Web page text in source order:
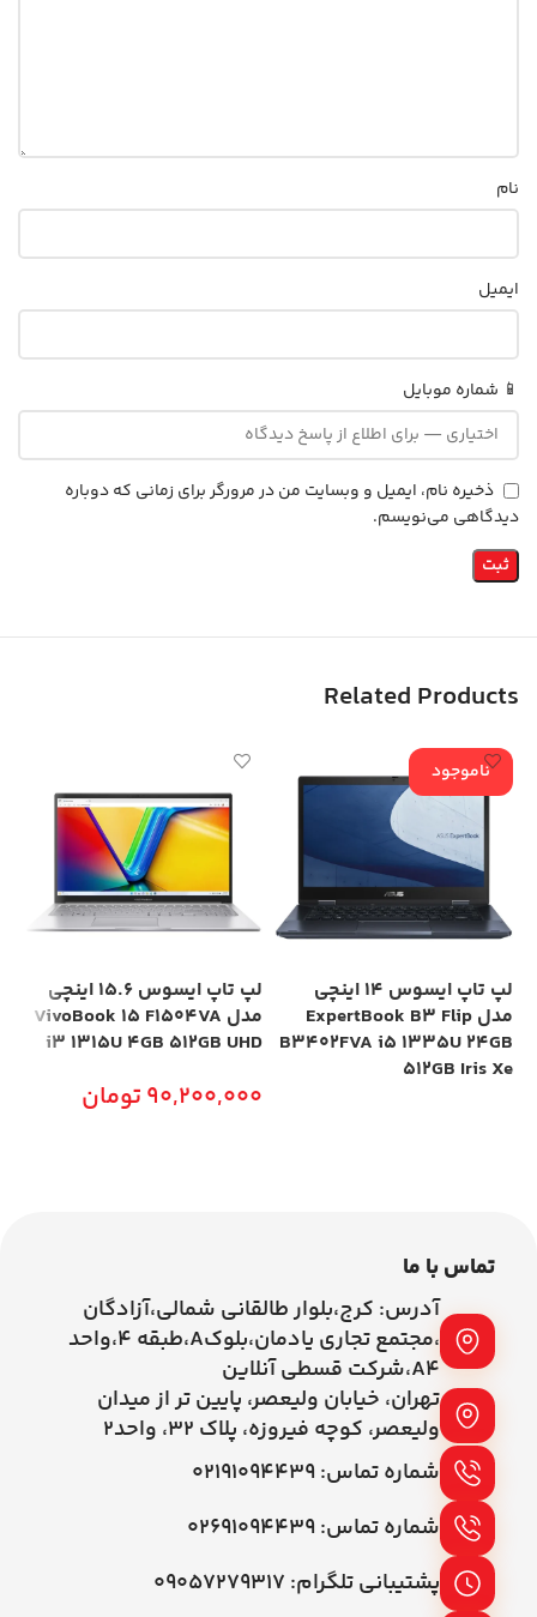
نام
ایمیل
📱 شماره موبایل
ذخیره نام، ایمیل و وبسایت من در مرورگر برای زمانی که دوباره
دیدگاهی می‌نویسم.
Related Products
ناموجود
لپ تاپ ایسوس 14 اینچی
مدل ExpertBook B3 Flip
B3402FVA i5 1335U 24GB
512GB Iris Xe
لپ تاپ ایسوس 15.6 اینچی
مدل VivoBook 15 F1504VA
i3 1315U 4GB 512GB UHD
90,200,000تومان
تماس با ما
آدرس: کرج،بلوار طالقانی شمالی،آزادگان
،مجتمع تجاری یادمان،بلوکA،طبقه ۴،واحد
A4،شرکت قسطی آنلاین
تهران، خیابان ولیعصر، پایین تر از میدان
ولیعصر، کوچه فیروزه، پلاک 32، واحد2
شماره تماس: ۰۲۱۹۱۰۹۴۴۳۹
شماره تماس: ۰۲۶۹۱۰۹۴۴۳۹
پشتیبانی تلگرام: ۰۹۰۵۷۲۷۹۳۱۷